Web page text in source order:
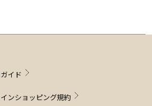
イド
ンショッピング規約